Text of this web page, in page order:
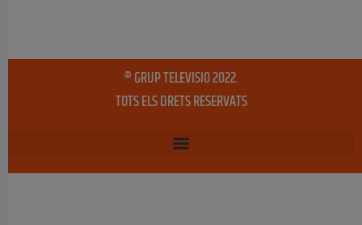
® GRUP TELEVISIO 2022.
TOTS ELS DRETS RESERVATS